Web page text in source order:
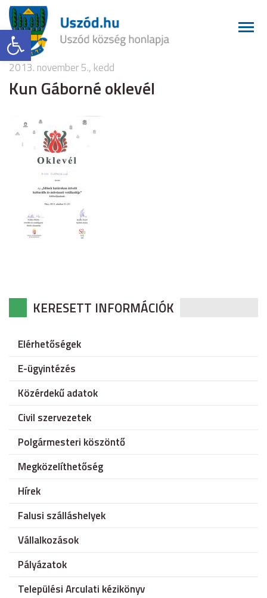
Eszköztár megnyitása
2013. november 5., kedd
Kun Gáborné oklevél
KERESETT INFORMÁCIÓK
Elérhetőségek
E-ügyintézés
Közérdekű adatok
Civil szervezetek
Polgármesteri köszöntő
Megközelíthetőség
Hírek
Falusi szálláshelyek
Vállalkozások
Pályázatok
Települési Arculati kézikönyv